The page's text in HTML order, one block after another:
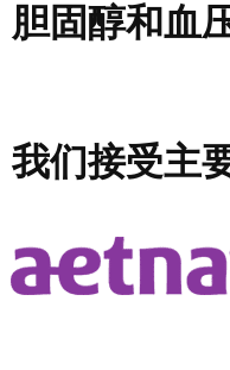
胆固醇和血压
我们接受主